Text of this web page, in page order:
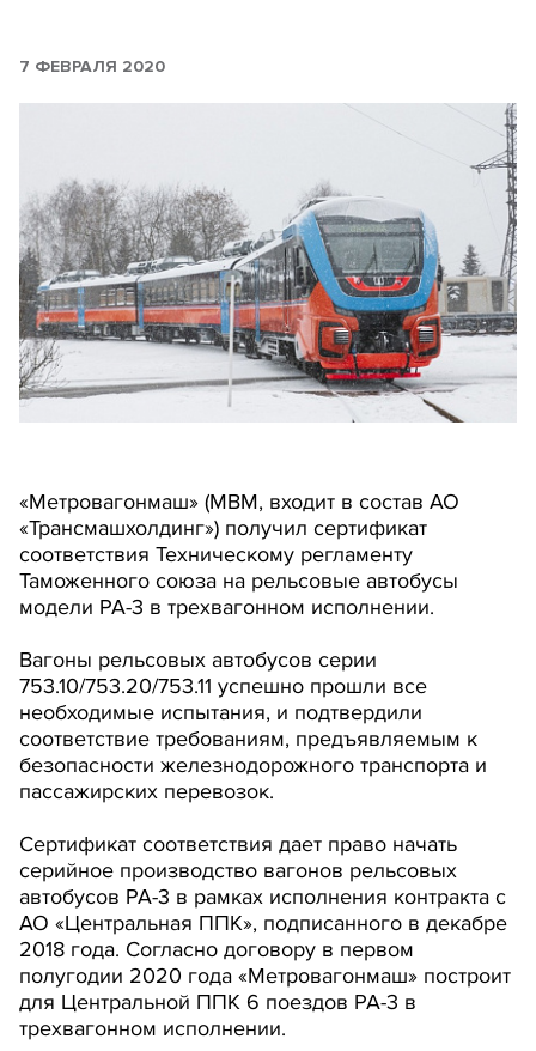
7 ФЕВРАЛЯ 2020
«Метровагонмаш» (МВМ, входит в состав АО
«Трансмашхолдинг») получил сертификат
соответствия Техническому регламенту
Таможенного союза на рельсовые автобусы
модели РА-3 в трехвагонном исполнении.
Вагоны рельсовых автобусов серии
753.10/753.20/753.11 успешно прошли все
необходимые испытания, и подтвердили
соответствие требованиям, предъявляемым к
безопасности железнодорожного транспорта и
пассажирских перевозок.
Сертификат соответствия дает право начать
серийное производство вагонов рельсовых
автобусов РА-3 в рамках исполнения контракта с
АО «Центральная ППК», подписанного в декабре
2018 года. Согласно договору в первом
полугодии 2020 года «Метровагонмаш» построит
для Центральной ППК 6 поездов РА-3 в
трехвагонном исполнении.